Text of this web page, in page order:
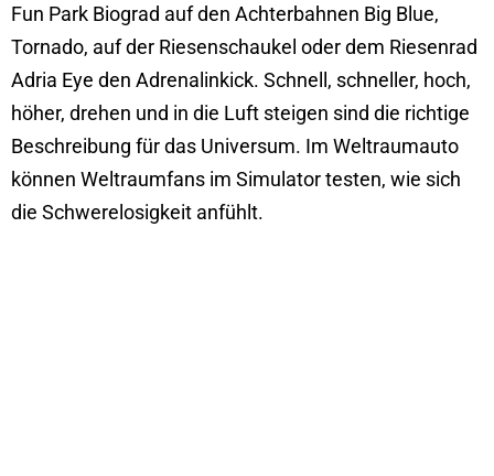
Fun Park Biograd auf den Achterbahnen Big Blue,
Tornado, auf der Riesenschaukel oder dem Riesenrad
Adria Eye den Adrenalinkick. Schnell, schneller, hoch,
höher, drehen und in die Luft steigen sind die richtige
Beschreibung für das Universum. Im Weltraumauto
können Weltraumfans im Simulator testen, wie sich
die Schwerelosigkeit anfühlt.